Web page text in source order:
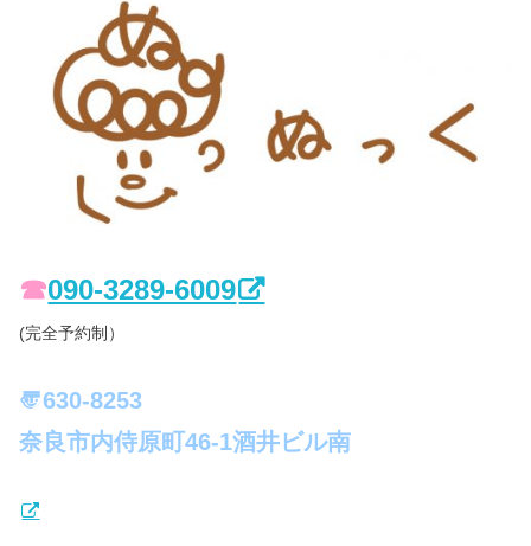
☎︎090-3289-6009
(完全予約制）
〠630-8253
奈良市内侍原町46-1酒井ビル南